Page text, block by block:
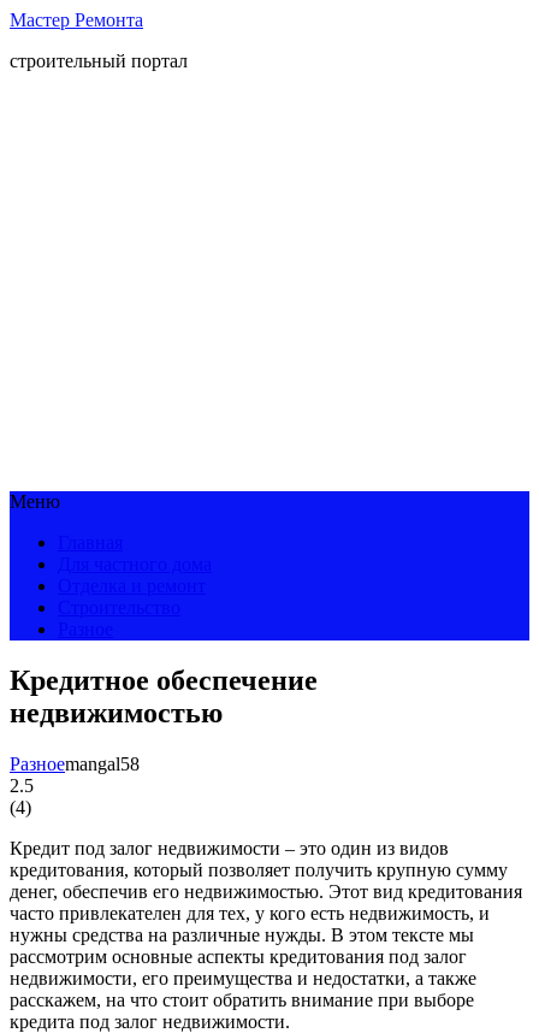
Мастер Ремонта
строительный портал
Меню
Кредитное обеспечение
недвижимостью
Разноеmangal58
2.5
(4)
Кредит под залог недвижимости – это один из видов
кредитования, который позволяет получить крупную сумму
денег, обеспечив его недвижимостью. Этот вид кредитования
часто привлекателен для тех, у кого есть недвижимость, и
нужны средства на различные нужды. В этом тексте мы
рассмотрим основные аспекты кредитования под залог
недвижимости, его преимущества и недостатки, а также
расскажем, на что стоит обратить внимание при выборе
кредита под залог недвижимости.